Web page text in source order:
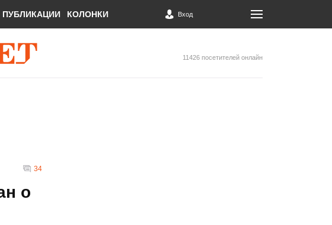
ПУБЛИКАЦИИ КОЛОНКИ Вход
11426 посетителей онлайн
34
о